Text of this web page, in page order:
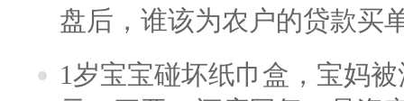
盘后，谁该为农户的贷款买
1岁宝宝碰坏纸巾盒，宝妈